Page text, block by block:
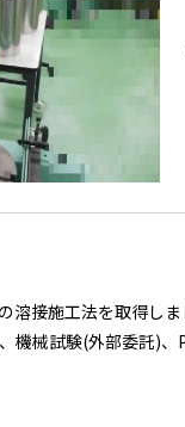
溶接施工法を取得し
機械試験(外部委託)